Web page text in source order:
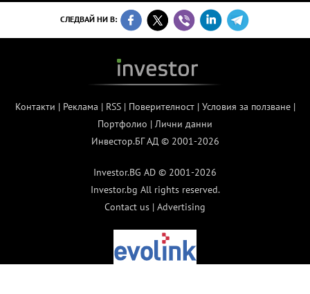
СЛЕДВАЙ НИ В:
Контакти | Реклама | RSS| Поверителност| Условия за ползване|
Портфолио | Лични данни
Инвестор.БГ АД © 2001-2026
Investor.BG AD © 2001-2026
Investor.bg All rights reserved.
Contact us | Advertising